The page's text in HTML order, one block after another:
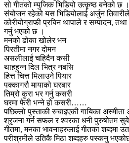
सो गीतको म्युजिक भिडियो उत्कृष्ठ बनेको छ
संयोजन रहेको यस भिडियोलाई अर्जुन
कोरीयोग्राफी प्रबिन थापाले र सम्पादन,
गर्नु भएको छ ।
मनको ढोका खोलेर भन
पिरतीमा नगर दोमन
असलीलाई चहिदैन कसी
थाहहुन्न दिल भित्र नबसि
हित्त चित्त मिलाउने पियार
पक्कागरौ मायाको घरबार
तिम्रो कुरा भर गर्नु कसरी
घरमा फेरी भन्ने हो कसरी……
पछिल्लो पुस्ताकी रुचाइएकी गायिका अस्मीता
श्रृजना गर्न सफल र श्वरका धनी पुरुषोतम
गीतमा, मनका भावनाहरुलाई गीतका शब्दमा
परीश्रमीले उतिकै मिठा शब्दहरु पस्कनु